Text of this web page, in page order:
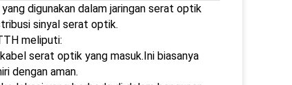
digunakan dalam jaringan serat optik
sinyal serat optik.
meliputi:
serat optik yang masuk.Ini biasanya
dengan aman.